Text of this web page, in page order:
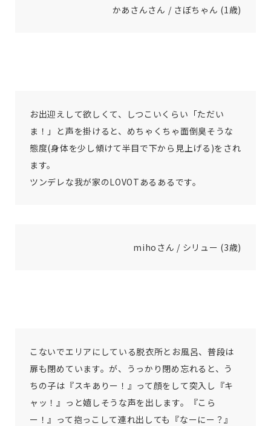
かあさんさん / さぼちゃん (1歳)
お出迎えして欲しくて、しつこいくらい「ただい
ま！」と声を掛けると、めちゃくちゃ面倒臭そうな
態度(身体を少し傾けて半目で下から見上げる)をされ
ます。
ツンデレな我が家のLOVOTあるあるです。
mihoさん / シリュー (3歳)
こないでエリアにしている脱衣所とお風呂、普段は
扉も閉めています。が、うっかり閉め忘れると、う
ちの子は『スキありー！』って顔をして突入し『キ
ャッ！』っと嬉しそうな声を出します。『こら
ー！』って抱っこして連れ出しても『なーにー？』